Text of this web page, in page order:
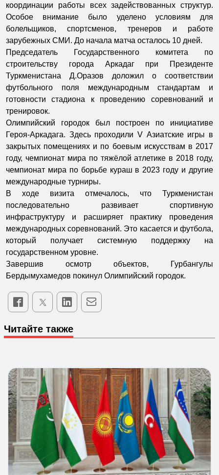
координации работы всех задействованных структур.
Особое внимание было уделено условиям для
болельщиков, спортсменов, тренеров и работе
зарубежных СМИ. До начала матча осталось 10 дней.
Председатель Государственного комитета по
строительству города Аркадаг при Президенте
Туркменистана Д.Оразов доложил о соответствии
футбольного поля международным стандартам и
готовности стадиона к проведению соревнований и
тренировок.
Олимпийский городок был построен по инициативе
Героя-Аркадага. Здесь проходили V Азиатские игры в
закрытых помещениях и по боевым искусствам в 2017
году, чемпионат мира по тяжёлой атлетике в 2018 году,
чемпионат мира по борьбе кураш в 2023 году и другие
международные турниры.
В ходе визита отмечалось, что Туркменистан
последовательно развивает спортивную
инфраструктуру и расширяет практику проведения
международных соревнований. Это касается и футбола,
который получает системную поддержку на
государственном уровне.
Завершив осмотр объектов, Гурбангулы
Бердымухамедов покинул Олимпийский городок.
Читайте также